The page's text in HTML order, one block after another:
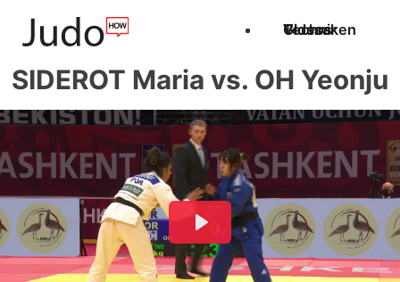
Techniken
Videos
Glossar
SIDEROT Maria vs. OH Yeonju